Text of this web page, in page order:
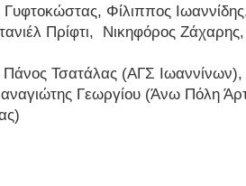
Φίλιππος
Πρίφτι, Νικηφόρος
Πάνος Τσατάλας (ΑΓΣ
Γεωργίου (Άνω Πόλη